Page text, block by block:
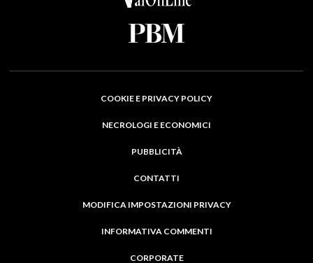
COOKIE E PRIVACY POLICY
NECROLOGI E ECONOMICI
PUBBLICITÀ
CONTATTI
MODIFICA IMPOSTAZIONI PRIVACY
INFORMATIVA COMMENTI
CORPORATE